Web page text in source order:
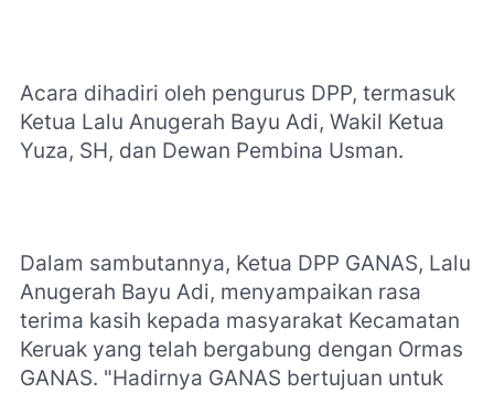
Acara dihadiri oleh pengurus DPP, termasuk
Ketua Lalu Anugerah Bayu Adi, Wakil Ketua
Yuza, SH, dan Dewan Pembina Usman.
Dalam sambutannya, Ketua DPP GANAS, Lalu
Anugerah Bayu Adi, menyampaikan rasa
terima kasih kepada masyarakat Kecamatan
Keruak yang telah bergabung dengan Ormas
GANAS. "Hadirnya GANAS bertujuan untuk